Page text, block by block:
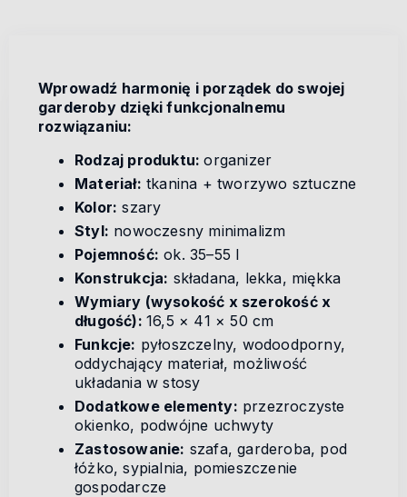
Wprowadź harmonię i porządek do swojej
garderoby dzięki funkcjonalnemu
rozwiązaniu:
Rodzaj produktu:organizer
Materiał: tkanina + tworzywo sztuczne
Kolor: szary
Styl: nowoczesny minimalizm
Pojemność: ok. 35–55 l
Konstrukcja: składana, lekka, miękka
Wymiary (wysokość x szerokość x
długość): 16,5 × 41 × 50 cm
Funkcje: pyłoszczelny, wodoodporny,
oddychający materiał, możliwość
układania w stosy
Dodatkowe elementy: przezroczyste
okienko, podwójne uchwyty
Zastosowanie: szafa, garderoba, pod
łóżko, sypialnia, pomieszczenie
gospodarcze